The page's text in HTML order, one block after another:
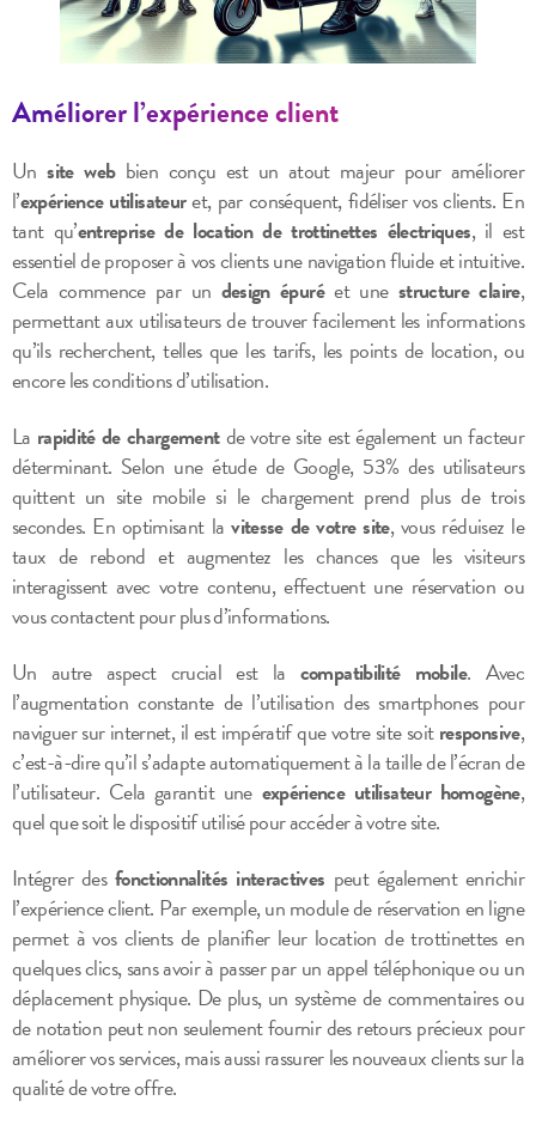
Améliorer l’expérience client
Unsite webbien conçu est un atout majeur pour améliorer
l’expérience utilisateuret, par conséquent, fidéliser vos clients. En
tant qu’entreprise de location de trottinettes électriques, il est
essentiel de proposer à vos clients une navigation fluide et intuitive.
Cela commence par un design épuréet une structure claire,
permettant aux utilisateurs de trouver facilement les informations
qu’ils recherchent, telles que les tarifs, les points de location, ou
encore les conditions d’utilisation.
La rapidité de chargementde votre site est également un facteur
déterminant. Selon une étude de Google, 53% des utilisateurs
quittent un site mobile si le chargement prend plus de trois
secondes. En optimisant lavitesse de votre site, vous réduisez le
taux de rebond et augmentez les chances que les visiteurs
interagissent avec votre contenu, effectuent une réservation ou
vous contactent pour plus d’informations.
Un autre aspect crucial est la compatibilité mobile. Avec
l’augmentation constante de l’utilisation des smartphones pour
naviguer sur internet, il est impératif que votre site soitresponsive,
c’est-à-dire qu’il s’adapte automatiquement à la taille de l’écran de
l’utilisateur. Cela garantit une expérience utilisateur homogène,
quel que soit le dispositif utilisé pour accéder à votre site.
Intégrer des fonctionnalités interactives peut également enrichir
l’expérience client. Par exemple, un module de réservation en ligne
permet à vos clients de planifier leur location de trottinettes en
quelques clics, sans avoir à passer par un appel téléphonique ou un
déplacement physique. De plus, un système de commentaires ou
de notation peut non seulement fournir des retours précieux pour
améliorer vos services, mais aussi rassurer les nouveaux clients sur la
qualité de votre offre.